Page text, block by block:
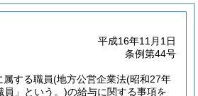
平成16年11月1日
条例第44号
する職員(地方公営企業法(昭和27年
員」という。)の給与に関する事項を